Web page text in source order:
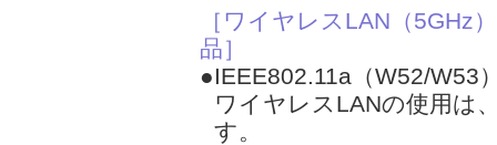
［ワイヤレスLAN（5GHz
品］
●IEEE802.11a（W52/W53
ワイヤレスLANの使用は
す。